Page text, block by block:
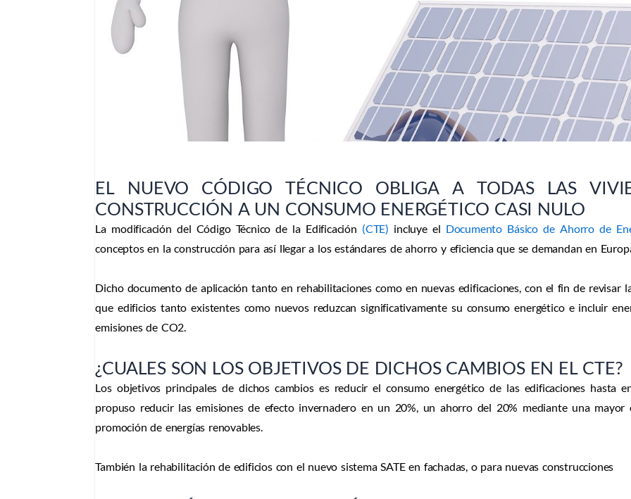
EL NUEVO CÓDIGO TÉCNICO OBLIGA A TODAS LAS
CONSTRUCCIÓN A UN CONSUMO ENERGÉTICO CASI NULO
La modificación del Código Técnico de la Edificación (CTE) incluye el Documento Básico de Ahorro de
conceptos en la construcción para así llegar a los estándares de ahorro y eficiencia que se demandan en
Dicho documento de aplicación tanto en rehabilitaciones como en nuevas edificaciones, con el fin de revisar
que edificios tanto existentes como nuevos reduzcan significativamente su consumo energético e incluir
emisiones de CO2.
¿CUALES SON LOS OBJETIVOS DE DICHOS CAMBIOS EN EL CTE?
Los objetivos principales de dichos cambios es reducir el consumo energético de las edificaciones hasta
propuso reducir las emisiones de efecto invernadero en un 20%, un ahorro del 20% mediante una mayor
promoción de energías renovables.
También la rehabilitación de edificios con el nuevo sistema SATE en fachadas, o para nuevas construcciones